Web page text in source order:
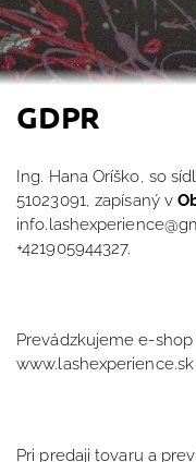
GDPR
Ing. Hana Oríško, so
51023091,zapísaný v
+421905944327.
Prevádzkujeme e-
www.lashexperience.sk
Pri predaji tovaru a